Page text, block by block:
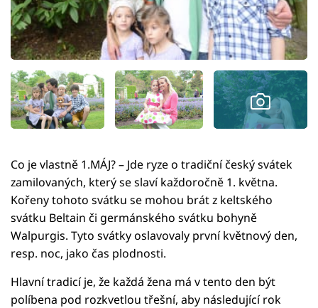
Co je vlastně 1.MÁJ? – Jde ryze o tradiční český svátek
zamilovaných, který se slaví každoročně 1. května.
Kořeny tohoto svátku se mohou brát z keltského
svátku Beltain či germánského svátku bohyně
Walpurgis. Tyto svátky oslavovaly první květnový den,
resp. noc, jako čas plodnosti.
Hlavní tradicí je, že každá žena má v tento den být
políbena pod rozkvetlou třešní, aby následující rok